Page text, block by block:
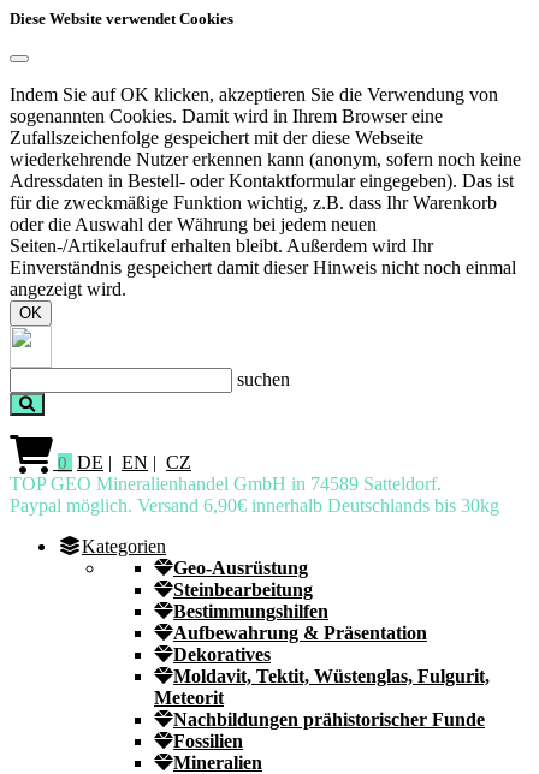
Diese Website verwendet Cookies
Indem Sie auf OK klicken, akzeptieren Sie die Verwendung von
sogenannten Cookies. Damit wird in Ihrem Browser eine
Zufallszeichenfolge gespeichert mit der diese Webseite
wiederkehrende Nutzer erkennen kann (anonym, sofern noch keine
Adressdaten in Bestell- oder Kontaktformular eingegeben). Das ist
für die zweckmäßige Funktion wichtig, z.B. dass Ihr Warenkorb
oder die Auswahl der Währung bei jedem neuen
Seiten-/Artikelaufruf erhalten bleibt. Außerdem wird Ihr
Einverständnis gespeichert damit dieser Hinweis nicht noch einmal
angezeigt wird.
OK
suchen
0 DE | EN | CZ
TOP GEO Mineralienhandel GmbH in 74589 Satteldorf.
Paypal möglich. Versand 6,90€ innerhalb Deutschlands bis 30kg
Kategorien
Geo-Ausrüstung
Steinbearbeitung
Bestimmungshilfen
Aufbewahrung & Präsentation
Dekoratives
Moldavit, Tektit, Wüstenglas, Fulgurit,
Meteorit
Nachbildungen prähistorischer Funde
Fossilien
Mineralien